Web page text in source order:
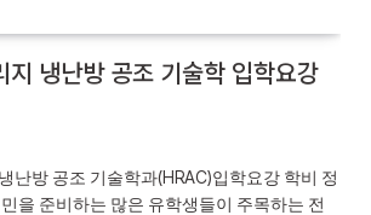
지 냉난방 공조 기술학 입학요강
난방 공조 기술학과(HRAC)입학요강 학비 정
을 준비하는 많은 유학생들이 주목하는 전